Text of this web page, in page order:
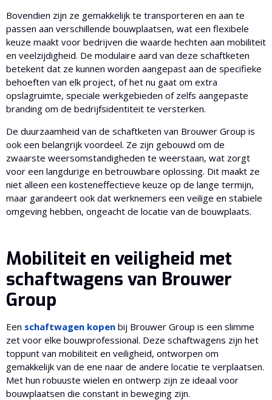
Bovendien zijn ze gemakkelijk te transporteren en aan te
passen aan verschillende bouwplaatsen, wat een flexibele
keuze maakt voor bedrijven die waarde hechten aan mobiliteit
en veelzijdigheid. De modulaire aard van deze schaftketen
betekent dat ze kunnen worden aangepast aan de specifieke
behoeften van elk project, of het nu gaat om extra
opslagruimte, speciale werkgebieden of zelfs aangepaste
branding om de bedrijfsidentiteit te versterken.
De duurzaamheid van de schaftketen van Brouwer Group is
ook een belangrijk voordeel. Ze zijn gebouwd om de
zwaarste weersomstandigheden te weerstaan, wat zorgt
voor een langdurige en betrouwbare oplossing. Dit maakt ze
niet alleen een kosteneffectieve keuze op de lange termijn,
maar garandeert ook dat werknemers een veilige en stabiele
omgeving hebben, ongeacht de locatie van de bouwplaats.
Mobiliteit en veiligheid met
schaftwagens van Brouwer
Group
Een schaftwagen kopen bij Brouwer Group is een slimme
zet voor elke bouwprofessional. Deze schaftwagens zijn het
toppunt van mobiliteit en veiligheid, ontworpen om
gemakkelijk van de ene naar de andere locatie te verplaatsen.
Met hun robuuste wielen en ontwerp zijn ze ideaal voor
bouwplaatsen die constant in beweging zijn.